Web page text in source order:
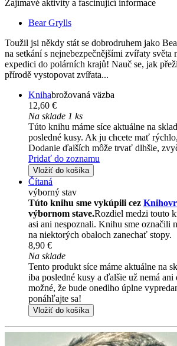
Zajímavé aktivity a fascinující informace
Bear Grylls
Toužil jsi někdy stát se dobrodruhem jako
na setkání s nejnebezpečnějšími zvířaty světa
expedici do polárních krajů! Nauč se, jak
přírodě vystopovat zvířata...
Knihabrožovaná väzba
12,60 €
Na sklade 1 ks
Túto knihu máme síce aktuálne na
posledné kusy. Ak ju chcete mať
Dodanie ďalších môže trvať dlhšie,
Pridať do zoznamu
Vložiť do košíka
Čítaná
výborný stav
Túto knihu sme vykúpili cez
výbornom stave.Rozdiel medzi touto
asi ani nespoznali. Knihu sme označili
na niektorých obaloch zanechať stopy.
8,90 €
Na sklade
Tento produkt síce máme aktuálne na
iba posledné kusy a ďalšie už nemá
možné, že bude onedlho úplne
ponáhľajte sa!
Vložiť do košíka